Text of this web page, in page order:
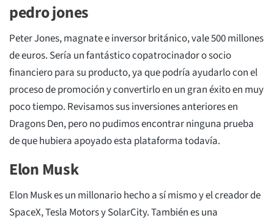
pedro jones
Peter Jones, magnate e inversor británico, vale 500 millones
de euros. Sería un fantástico copatrocinador o socio
financiero para su producto, ya que podría ayudarlo con el
proceso de promoción y convertirlo en un gran éxito en muy
poco tiempo. Revisamos sus inversiones anteriores en
Dragons Den, pero no pudimos encontrar ninguna prueba
de que hubiera apoyado esta plataforma todavía.
Elon Musk
Elon Musk es un millonario hecho a sí mismo y el creador de
SpaceX, Tesla Motors y SolarCity. También es una